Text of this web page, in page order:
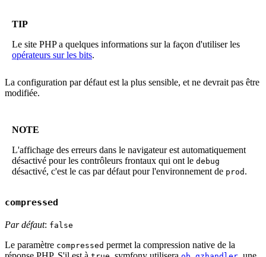
TIP
Le site PHP a quelques informations sur la façon d'utiliser les
opérateurs sur les bits.
La configuration par défaut est la plus sensible, et ne devrait pas être
modifiée.
NOTE
L'affichage des erreurs dans le navigateur est automatiquement
désactivé pour les contrôleurs frontaux qui ont le debug
désactivé, c'est le cas par défaut pour l'environnement de prod .
compressed
Par défaut: false
Le paramètre compressed permet la compression native de la